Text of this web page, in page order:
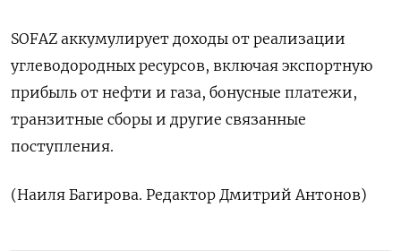
SOFAZ аккумулирует доходы от реализации
углеводородных ресурсов, включая экспортную
прибыль от нефти и газа, бонусные платежи,
транзитные сборы и другие связанные
поступления.
(Наиля Багирова. Редактор Дмитрий Антонов)